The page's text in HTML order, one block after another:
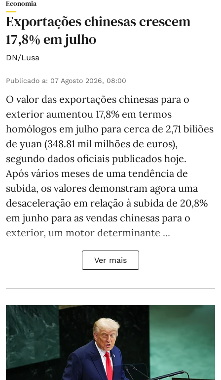
Economia
Exportações chinesas crescem
17,8% em julho
DN/Lusa
Publicado a: 07 Agosto 2026, 08:00
O valor das exportações chinesas para o
exterior aumentou 17,8% em termos
homólogos em julho para cerca de 2,71 biliões
de yuan (348.81 mil milhões de euros),
segundo dados oficiais publicados hoje.
Após vários meses de uma tendência de
subida, os valores demonstram agora uma
desaceleração em relação à subida de 20,8%
em junho para as vendas chinesas para o
exterior, um motor determinante ...
Ver mais